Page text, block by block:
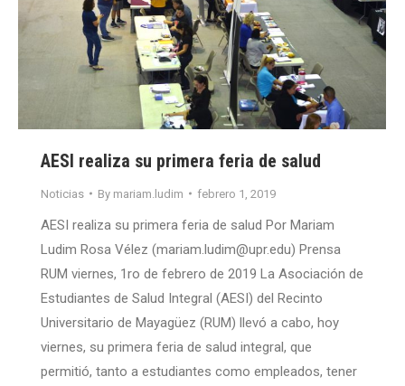
AESI realiza su primera feria de salud
Noticias By mariam.ludim febrero 1, 2019
AESI realiza su primera feria de salud Por Mariam
Ludim Rosa Vélez (mariam.ludim@upr.edu) Prensa
RUM viernes, 1ro de febrero de 2019 La Asociación de
Estudiantes de Salud Integral (AESI) del Recinto
Universitario de Mayagüez (RUM) llevó a cabo, hoy
viernes, su primera feria de salud integral, que
permitió, tanto a estudiantes como empleados, tener